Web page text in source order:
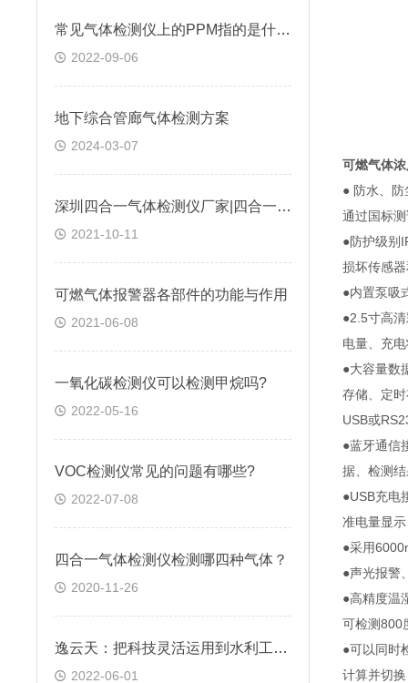
常见气体检测仪上的PPM指的是什么?
2022-09-06
地下综合管廊气体检测方案
2024-03-07
深圳四合一气体检测仪厂家|四合一气体检测仪是如何进行工作的?@台风资讯
2021-10-11
可燃气体报警器各部件的功能与作用
2021-06-08
一氧化碳检测仪可以检测甲烷吗?
2022-05-16
VOC检测仪常见的问题有哪些?
2022-07-08
四合一气体检测仪检测哪四种气体？
2020-11-26
逸云天：把科技灵活运用到水利工程气体检测中
2022-06-01
可燃气体
● 防水、
通过国标
●防护级别
损坏传感
●内置泵吸
●2.5寸高
电量、充
●大容量数
存储、定
USB或
●蓝牙通信
据、检测
●USB充电
准电量显
●采用
●声光报警
●高精度温
可检测800
●可以同时
计算并切